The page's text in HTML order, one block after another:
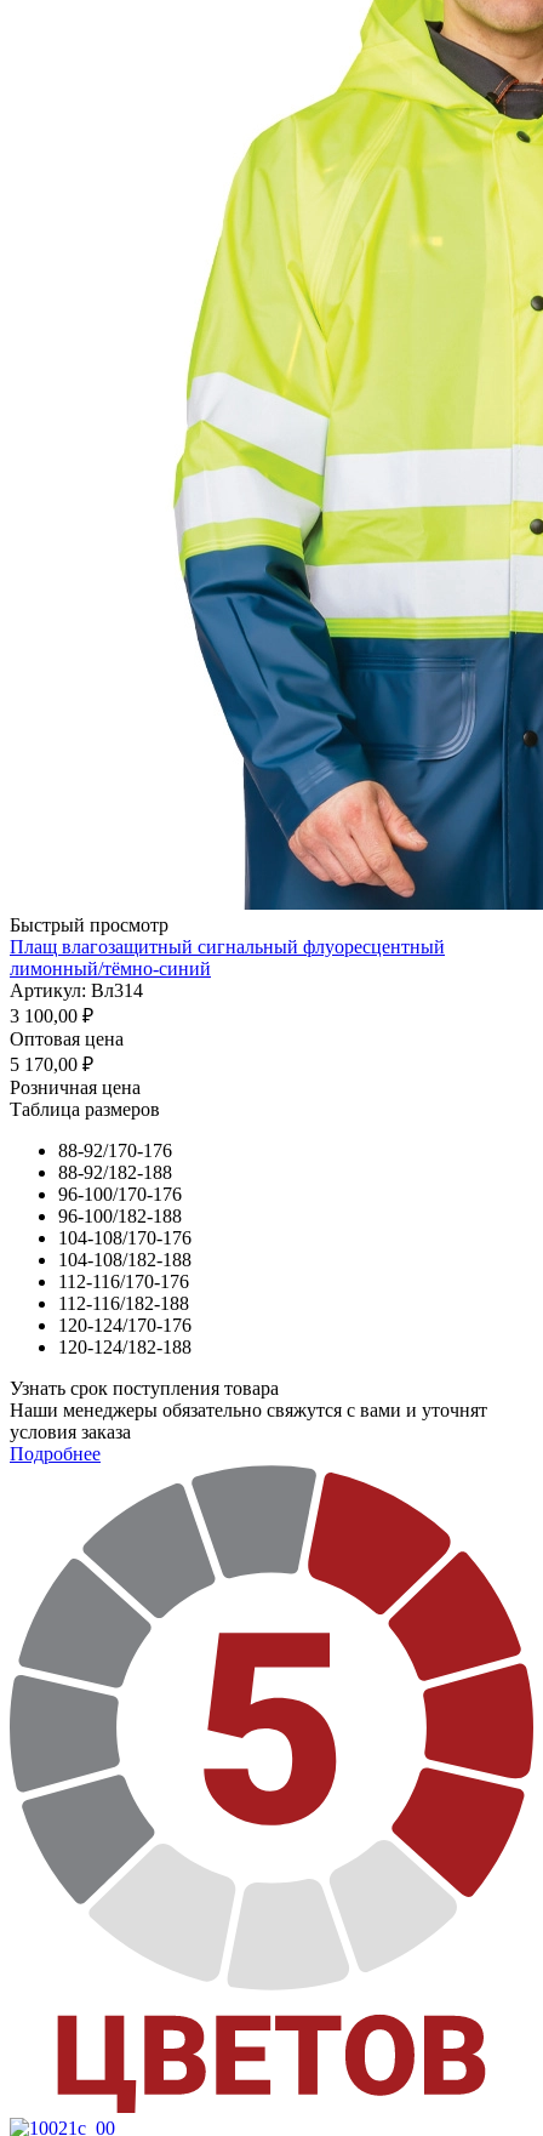
Быстрый просмотр
Плащ влагозащитный сигнальный флуоресцентный
лимонный/тёмно-синий
Артикул: Вл314
3 100,00 ₽
Оптовая цена
5 170,00 ₽
Розничная цена
Таблица размеров
88-92/170-176
88-92/182-188
96-100/170-176
96-100/182-188
104-108/170-176
104-108/182-188
112-116/170-176
112-116/182-188
120-124/170-176
120-124/182-188
Узнать срок поступления товара
Наши менеджеры обязательно свяжутся с вами и уточнят
условия заказа
Подробнее